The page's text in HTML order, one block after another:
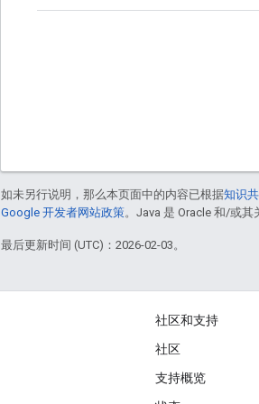
如未另行说明，那么本页面中的内容已根据知识
Google 开发者网站政策。Java 是 Oracle 和/或其
最后更新时间 (UTC)：2026-02-03。
社区和支持
社区
支持概览